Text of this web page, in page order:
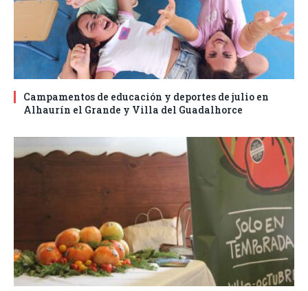
Campamentos de educación y deportes de julio en
Alhaurín el Grande y Villa del Guadalhorce